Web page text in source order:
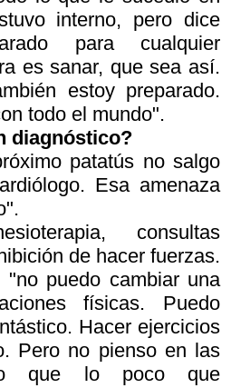
interno, pero dice
para cualquier
es sanar, que sea así.
estoy preparado.
todo el mundo".
diagnóstico?
patatús no salgo
Esa amenaza
consultas
de hacer fuerzas.
puedo cambiar una
físicas. Puedo
Hacer ejercicios
Pero no pienso en las
que lo poco que